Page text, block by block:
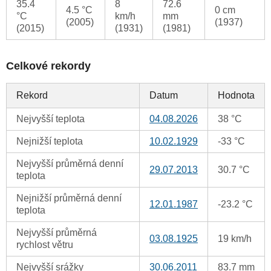
35.4
°C
(2015)
4.5 °C
(2005)
8
km/h
(1931)
72.6
mm
(1981)
0 cm
(1937)
Celkové rekordy
Rekord Datum Hodnota
Nejvyšší teplota 04.08.2026 38 °C
Nejnižší teplota 10.02.1929 -33 °C
Nejvyšší průměrná denní
teplota
29.07.2013 30.7 °C
Nejnižší průměrná denní
teplota
12.01.1987 -23.2 °C
Nejvyšší průměrná
rychlost větru
03.08.1925 19 km/h
Nejvyšší srážky 30.06.2011 83.7 mm